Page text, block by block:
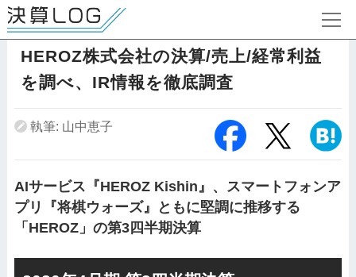
HEROZ株式会社の決算/売上/経常利益
を調べ、IR情報を徹底調査
執筆: 山中恵子
AIサービス『HEROZ Kishin』、スマートフォンア
プリ『将棋ウォーズ』ともに堅調に推移する
「HEROZ」の第3四半期決算